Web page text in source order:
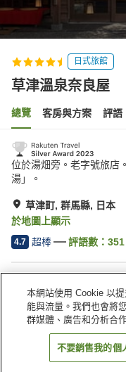
日式旅館
草津溫泉奈良屋
總覽 客房與方案 評語
位於湯畑旁。老字號旅店
湯」。
草津町, 群馬縣, 日本
於地圖上顯示
4.7 超棒 評語數： 351
停車場
酒吧
日本 群馬縣
本網站使用 Cookie 以
能與流量。我們也會將
群媒體、廣告和分析合
不要銷售我的個